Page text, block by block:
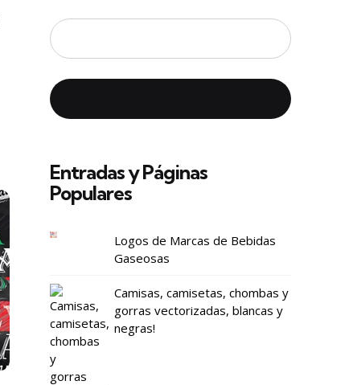
Entradas y Páginas
Populares
Logos de Marcas de Bebidas
Gaseosas
Camisas, camisetas, chombas y
gorras vectorizadas, blancas y
negras!